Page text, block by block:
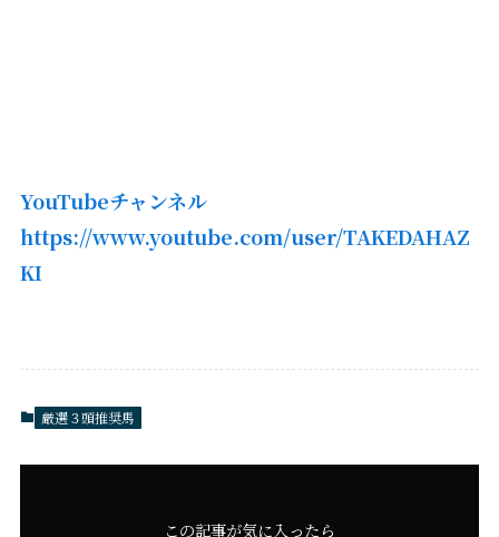
YouTubeチャンネル
https://www.youtube.com/user/TAKEDAHAZ
KI
厳選３頭推奨馬
この記事が気に入ったら